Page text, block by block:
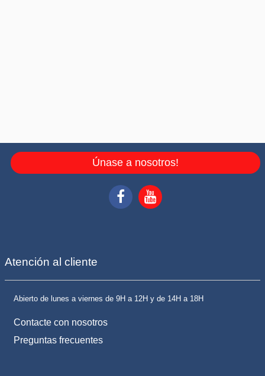
Únase a nosotros!
Atención al cliente
Abierto de lunes a viernes de 9H a 12H y de 14H a 18H
Contacte con nosotros
Preguntas frecuentes